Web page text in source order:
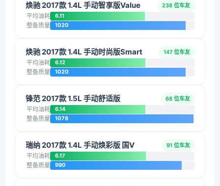
焕驰 2017款 1.4L 手动智享版Value 238 位车友
平均油耗 6.11
整备质量 1020
焕驰 2017款 1.4L 手动时尚版Smart 147 位车友
平均油耗 6.12
整备质量 1020
锋范 2017款 1.5L 手动舒适版 68 位车友
平均油耗 6.14
整备质量 1078
瑞纳 2017款 1.4L 手动焕彩版 国V 91 位车友
平均油耗 6.17
整备质量 990